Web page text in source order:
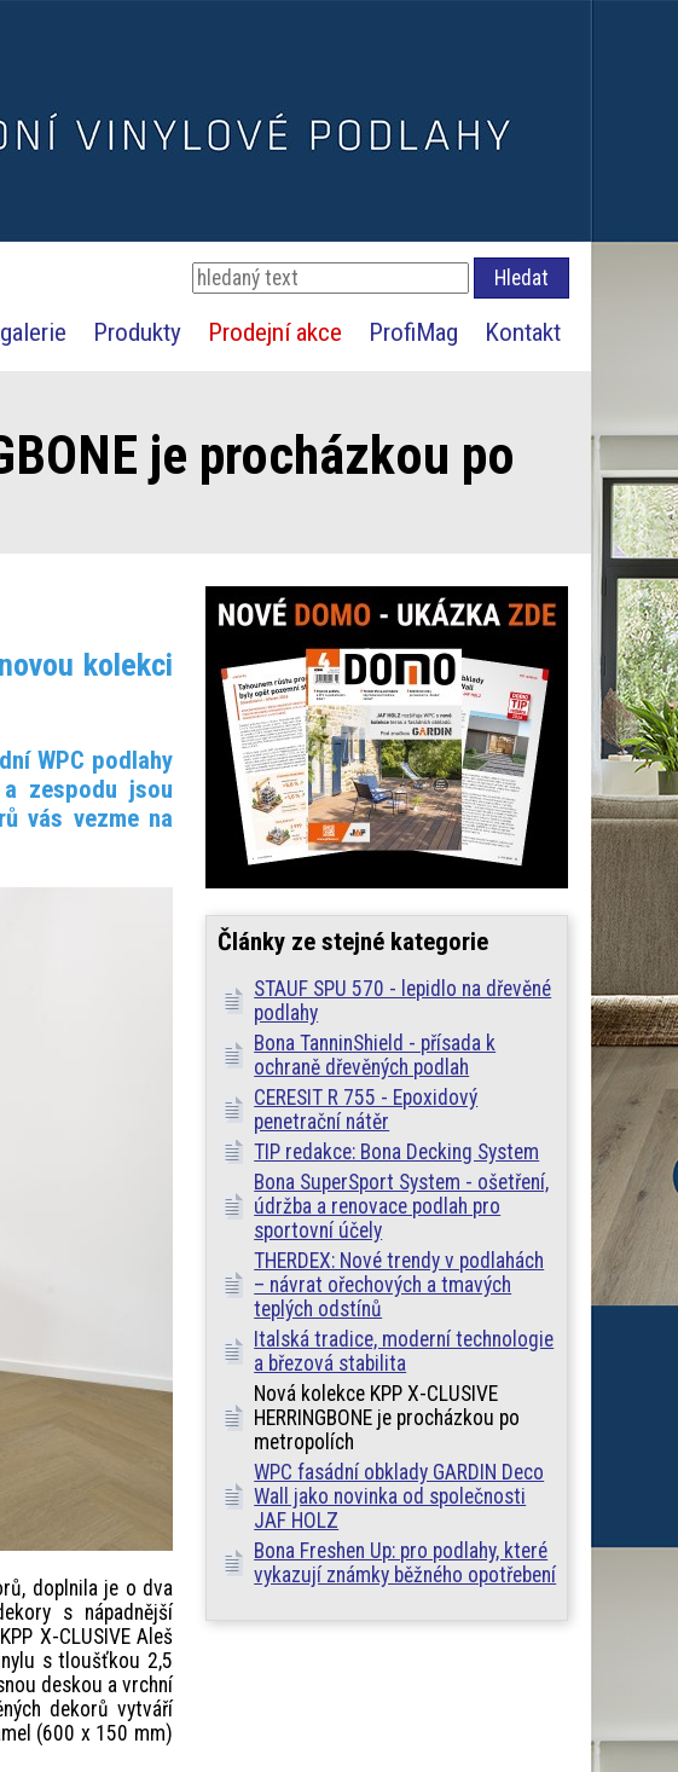
Produkty Prodejní akce ProfiMag Kontakt
je procházkou po
Články ze stejné kategorie
STAUF SPU 570 - lepidlo na dřevěné
podlahy
Bona TanninShield - přísada k
ochraně dřevěných podlah
CERESIT R 755 - Epoxidový
penetrační nátěr
TIP redakce: Bona Decking System
Bona SuperSport System - ošetření,
údržba a renovace podlah pro
sportovní účely
THERDEX: Nové trendy v podlahách
– návrat ořechových a tmavých
teplých odstínů
Italská tradice, moderní technologie
a březová stabilita
Nová kolekce KPP X-CLUSIVE
HERRINGBONE je procházkou po
metropolích
WPC fasádní obklady GARDIN Deco
Wall jako novinka od společnosti
JAF HOLZ
Bona Freshen Up: pro podlahy, které
vykazují známky běžného opotřebení
kolekci
WPC podlahy
zespodu jsou
vás vezme na
doplnila je o dva
s nápadnější
X-CLUSIVE Aleš
s tloušťkou 2,5
deskou a vrchní
dekorů vytváří
(600 x 150 mm)